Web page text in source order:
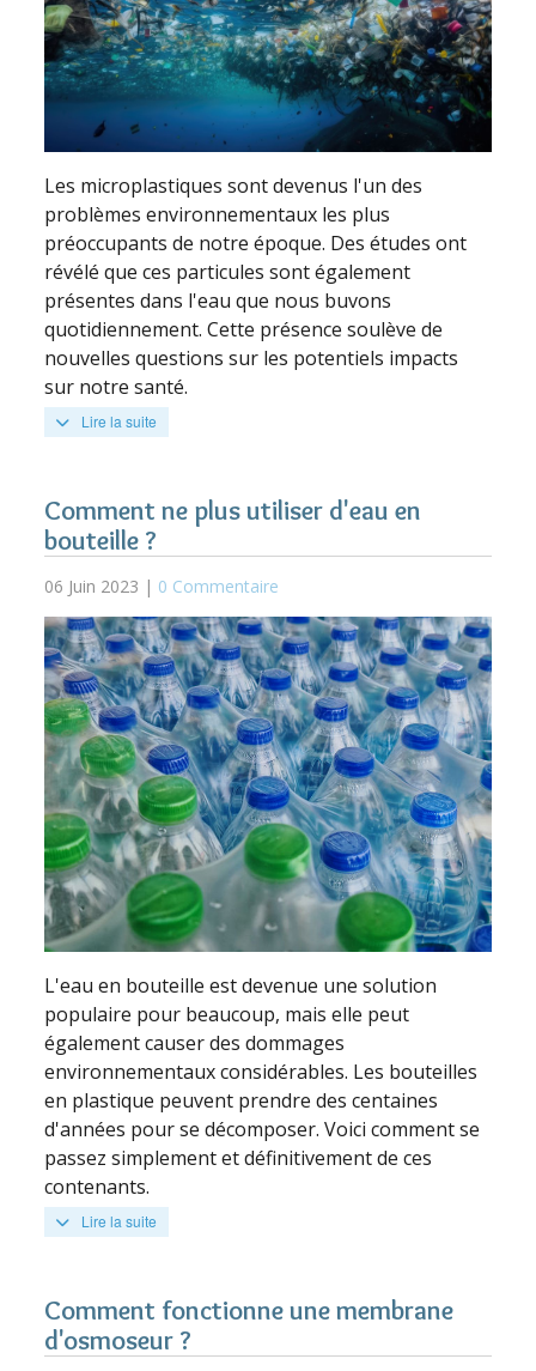
Les microplastiques sont devenus l'un des
problèmes environnementaux les plus
préoccupants de notre époque. Des études ont
révélé que ces particules sont également
présentes dans l'eau que nous buvons
quotidiennement. Cette présence soulève de
nouvelles questions sur les potentiels impacts
sur notre santé.
Lire la suite
Comment ne plus utiliser d'eau en
bouteille ?
06 Juin 2023 | 0 Commentaire
L'eau en bouteille est devenue une solution
populaire pour beaucoup, mais elle peut
également causer des dommages
environnementaux considérables. Les bouteilles
en plastique peuvent prendre des centaines
d'années pour se décomposer. Voici comment se
passez simplement et définitivement de ces
contenants.
Lire la suite
Comment fonctionne une membrane
d'osmoseur ?